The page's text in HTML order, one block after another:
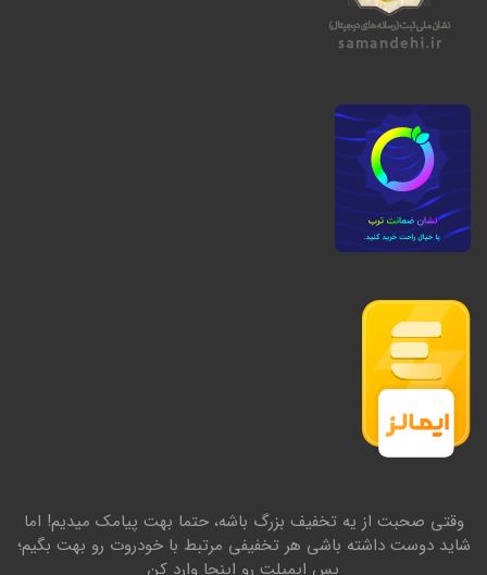
وقتی صحبت از یه تخفیف بزرگ باشه، حتما بهت پیامک میدیم! اما
شاید دوست داشته باشی هر تخفیفی مرتبط با خودروت رو بهت بگیم؛